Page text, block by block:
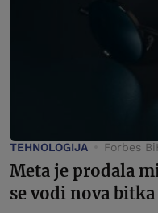
TEHNOLOGIJA Forbes
Meta je prodala
se vodi nova